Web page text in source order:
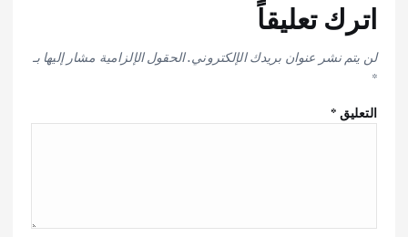
اترك تعليقاً
لن يتم نشر عنوان بريدك الإلكتروني.الحقول الإلزامية مشار إليها بـ
*
التعليق*